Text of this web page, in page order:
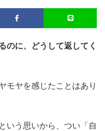
のに、どうして返してく
モヤを感じたことはあり
いう思いから、つい「自